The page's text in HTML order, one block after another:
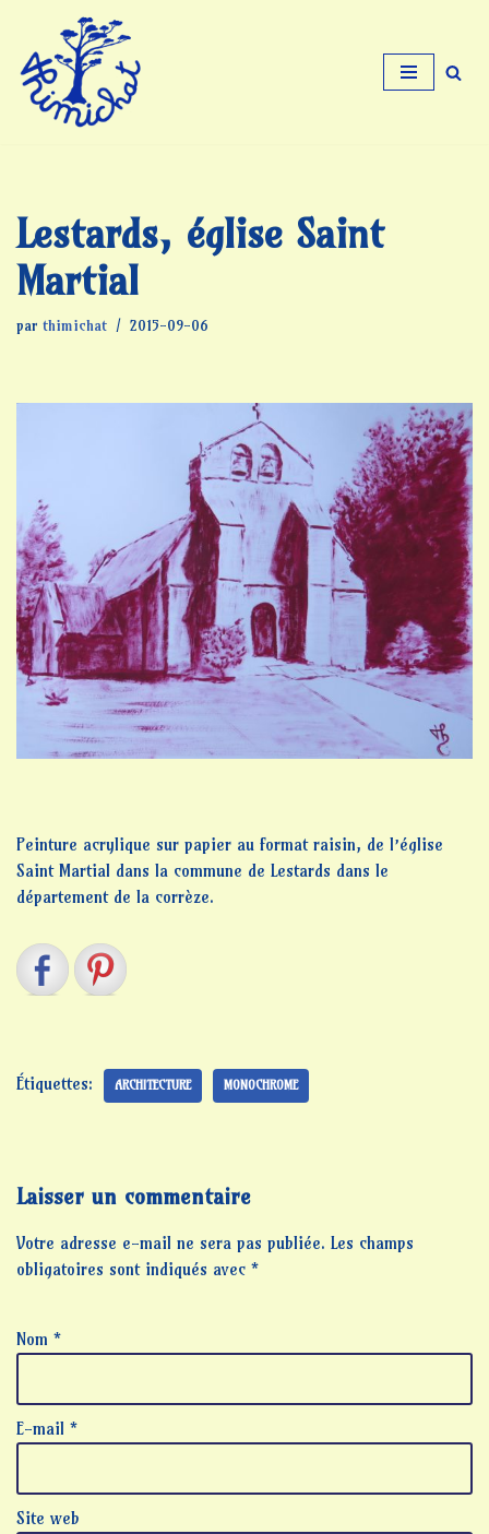
Aller
au
contenu
Lestards, église Saint
Martial
par thimichat 2015-09-06
Peinture acrylique sur papier au format raisin, de l’église
Saint Martial dans la commune de Lestards dans le
département de la corrèze.
Étiquettes: ARCHITECTURE MONOCHROME
Laisser un commentaire
Votre adresse e-mail ne sera pas publiée. Les champs
obligatoires sont indiqués avec *
Nom *
E-mail *
Site web